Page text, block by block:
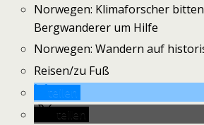
Norwegen: Klimaforscher bitten
Bergwanderer um Hilfe
Norwegen: Wandern auf
Reisen/zu Fuß
teilen
teilen